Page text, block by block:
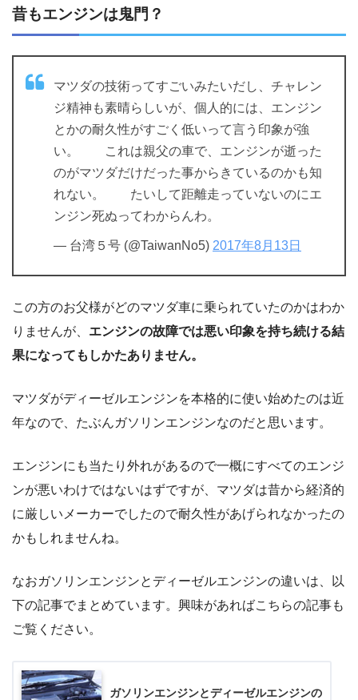
昔もエンジンは鬼門？
マツダの技術ってすごいみたいだし、チャレン
ジ精神も素晴らしいが、個人的には、エンジン
とかの耐久性がすごく低いって言う印象が強
い。 これは親父の車で、エンジンが逝った
のがマツダだけだった事からきているのかも知
れない。 たいして距離走っていないのにエ
ンジン死ぬってわからんわ。
— 台湾５号 (@TaiwanNo5) 2017年8月13日
この方のお父様がどのマツダ車に乗られていたのかはわか
りませんが、 エンジンの故障では悪い印象を持ち続ける結
果になってもしかたありません。
マツダがディーゼルエンジンを本格的に使い始めたのは近
年なので、たぶんガソリンエンジンなのだと思います。
エンジンにも当たり外れがあるので一概にすべてのエンジ
ンが悪いわけではないはずですが、マツダは昔から経済的
に厳しいメーカーでしたので耐久性があげられなかったの
かもしれませんね。
なおガソリンエンジンとディーゼルエンジンの違いは、以
下の記事でまとめています。興味があればこちらの記事も
ご覧ください。
ガソリンエンジンとディーゼルエンジンの